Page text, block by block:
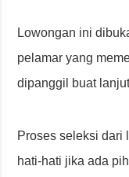
Lowongan ini
pelamar yang
dipanggil buat
Proses seleksi dari
hati-hati jika ada